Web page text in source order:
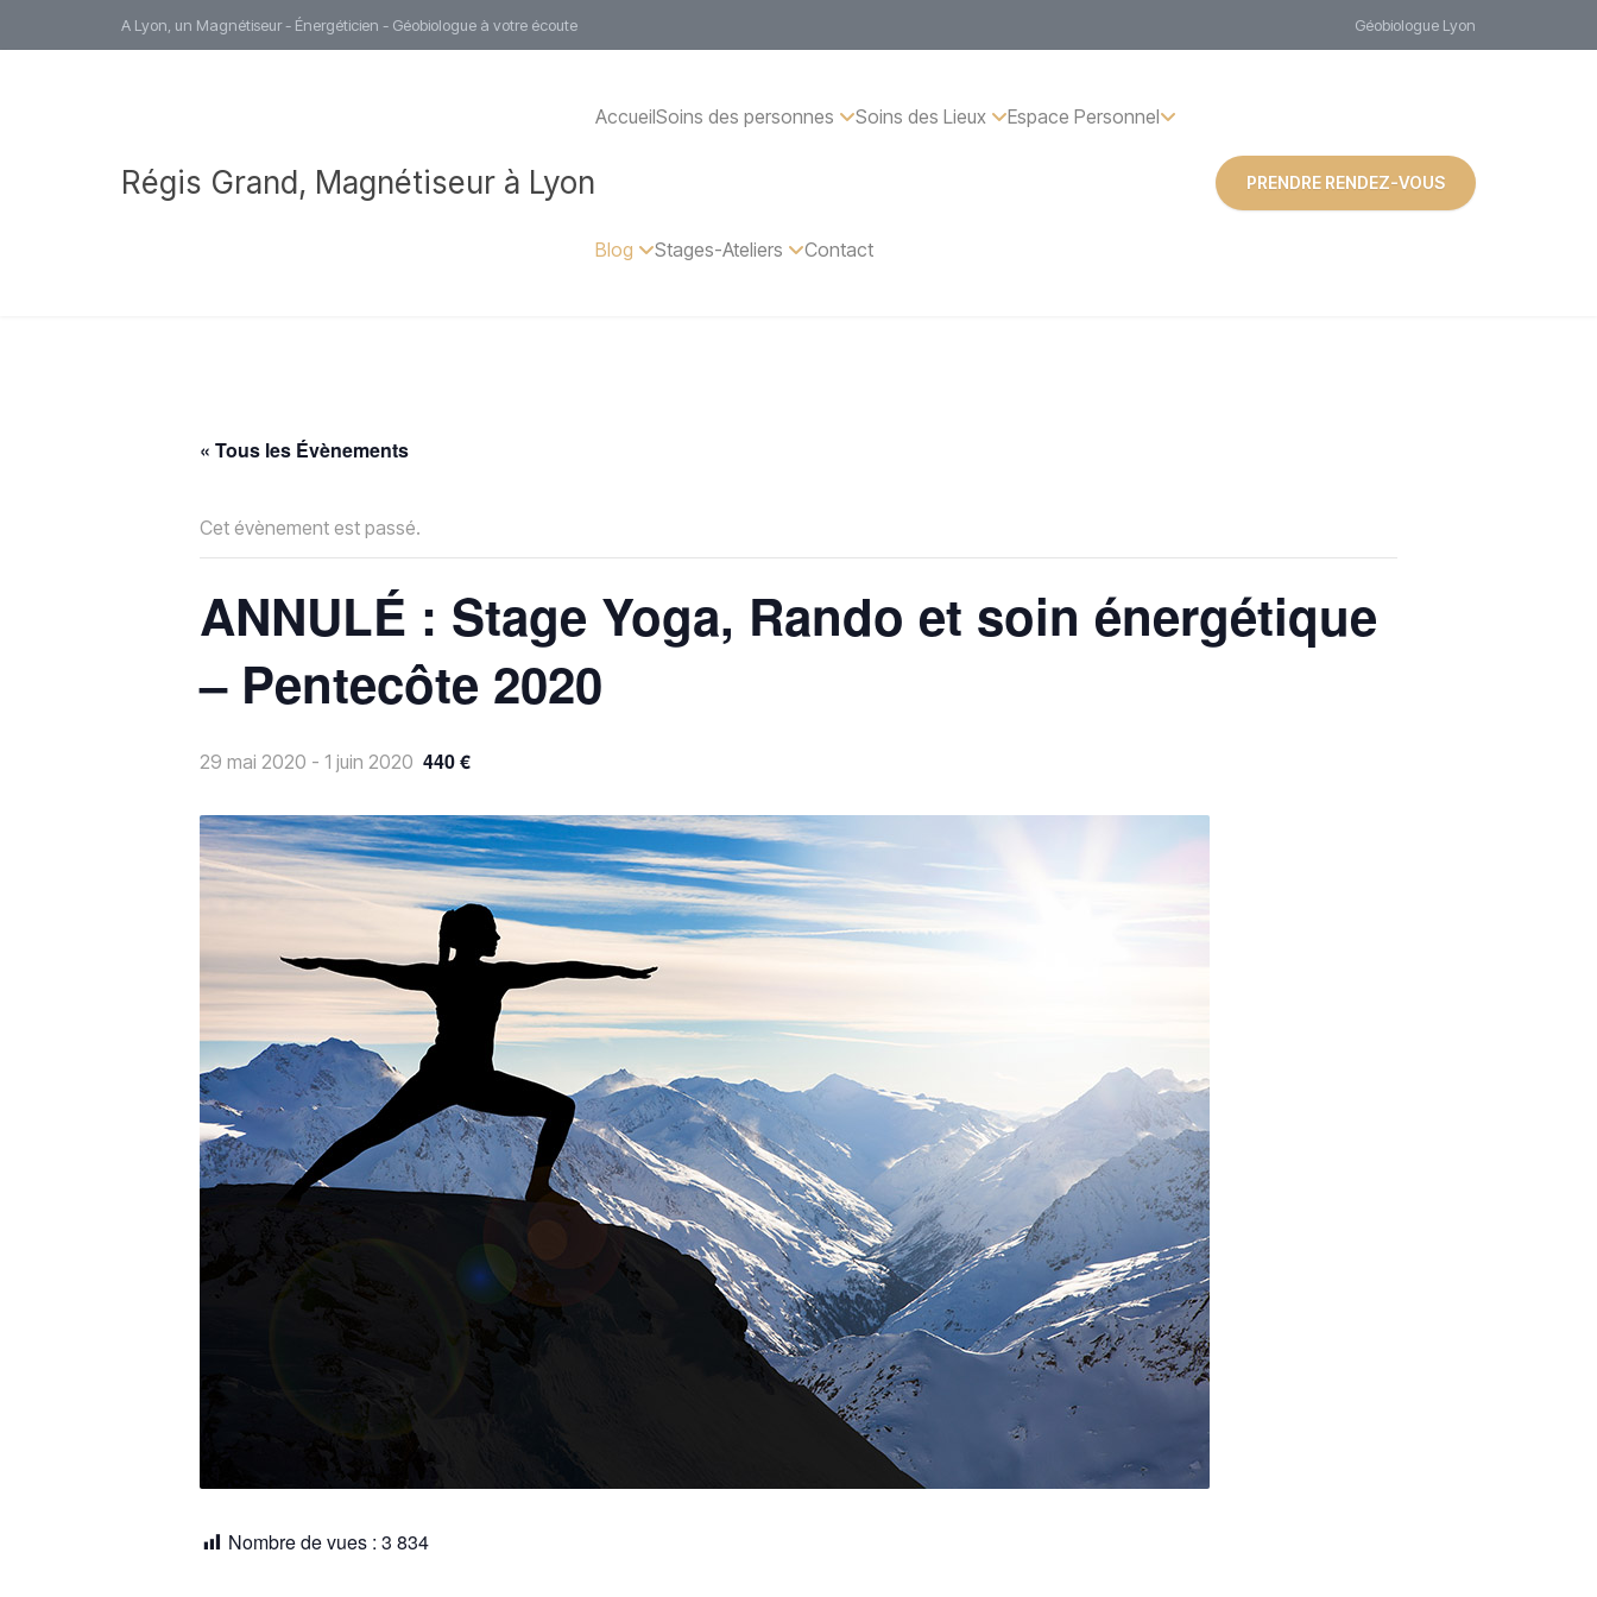
A Lyon, un Magnétiseur - Énergéticien - Géobiologue à votre écoute Géobiologue Lyon
Régis Grand, Magnétiseur à Lyon
AccueilSoins des personnes Soins des Lieux Espace Personnel
Blog Stages-Ateliers Contact
PRENDRE RENDEZ-VOUS
« Tous les Évènements
Cet évènement est passé.
ANNULÉ : Stage Yoga, Rando et soin énergétique
– Pentecôte 2020
29 mai 2020 - 1 juin 2020 440 €
Nombre de vues : 3 834